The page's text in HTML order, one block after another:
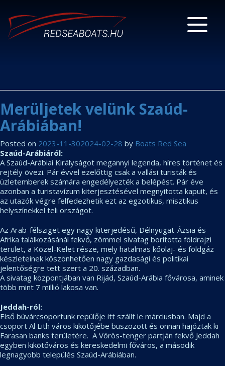
Merüljetek velünk Szaúd-
Arábiában!
Posted on 2023-11-302024-02-28 by Boats Red Sea
Szaúd-Arábiáról:
A Szaúd-Arábiai Királyságot megannyi legenda, híres történet és
rejtély övezi. Pár évvel ezelőttig csak a vallási turisták és
üzletemberek számára engedélyezték a belépést. Pár éve
azonban a turistavízum kiterjesztésével megnyitotta kapuit, és
az utazók végre felfedezhetik ezt az egzotikus, misztikus
helyszínekkel teli országot.
Az Arab-félsziget egy nagy kiterjedésű, Délnyugat-Ázsia és
Afrika találkozásánál fekvő, zömmel sivatag borította földrajzi
terület, a Közel-Kelet része, mely hatalmas kőolaj- és földgáz
készleteinek köszönhetően nagy gazdasági és politikai
jelentőségre tett szert a 20. században.
A sivatag központjában van Rijád, Szaúd-Arábia fővárosa, aminek
több mint 7 millió lakosa van.
Jeddah-ról:
Első búvárcsoportunk repülője itt szállt le márciusban. Majd a
csoport Al Lith város kikötőjébe buszozott és onnan hajóztak ki
Farasan banks területére. A Vörös-tenger partján fekvő Jeddah
egyben kikötőváros és kereskedelmi főváros, a második
legnagyobb település Szaúd-Arábiában.